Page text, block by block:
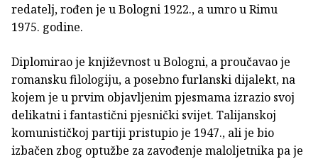
redatelj, rođen je u Bologni 1922., a umro u Rimu
1975. godine.
Diplomirao je književnost u Bologni, a proučavao je
romansku filologiju, a posebno furlanski dijalekt, na
kojem je u prvim objavljenim pjesmama izrazio svoj
delikatni i fantastični pjesnički svijet. Talijanskoj
komunističkoj partiji pristupio je 1947., ali je bio
izbačen zbog optužbe za zavođenje maloljetnika pa je